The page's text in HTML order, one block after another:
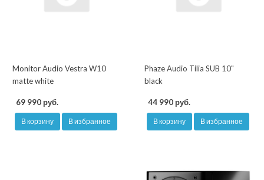
Monitor Audio Vestra W10
matte white
69 990 руб.
В корзину В избранное
Phaze Audio Tilia SUB 10"
black
44 990 руб.
В корзину В избранное